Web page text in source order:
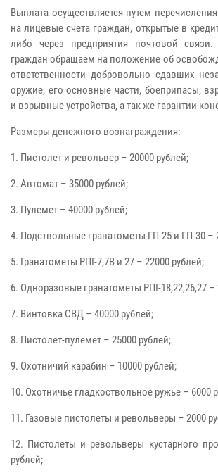
Выплата осуществляется путем
на лицевые счета граждан, открытые в
либо через предприятия почтовой
граждан обращаем на положение об
ответственности добровольно сдавших
оружие, его основные части, боеприпасы,
и взрывные устройства, а так же гарантии
Размеры денежного вознаграждения:
1. Пистолет и револьвер – 20000 рублей;
2. Автомат – 35000 рублей;
3. Пулемет – 40000 рублей;
4. Подствольные гранатометы ГП-25 и ГП-30 –
5. Гранатометы РПГ-7,7В и 27 – 22000 рублей;
6. Одноразовые гранатометы РПГ-18,22,26,27 –
7. Винтовка СВД – 40000 рублей;
8. Пистолет-пулемет – 25000 рублей;
9. Охотничий карабин – 10000 рублей;
10. Охотничье гладкоствольное ружье – 6000
11. Газовые пистолеты и револьверы – 2000
12. Пистолеты и револьверы кустарного
рублей;